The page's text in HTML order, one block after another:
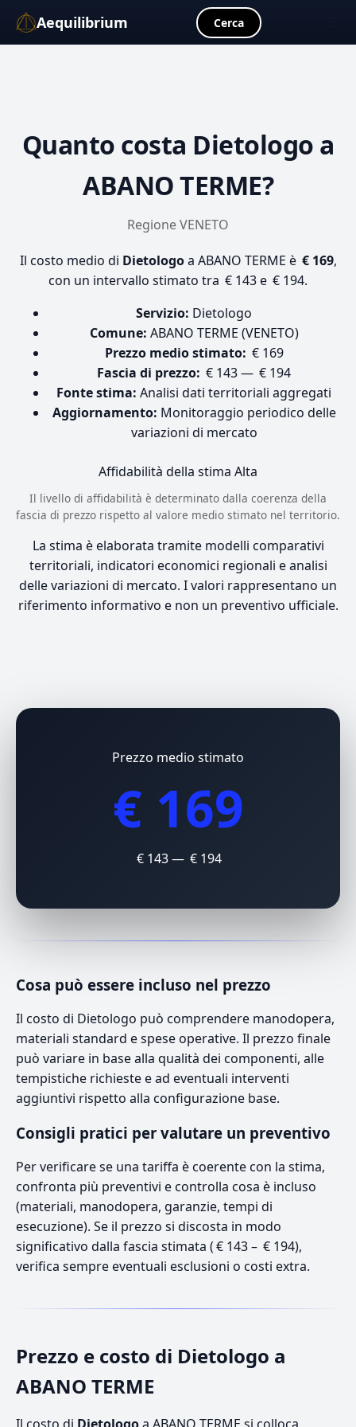
Aequilibrium Cerca
Quanto costa Dietologo a
ABANO TERME?
Regione VENETO
Il costo medio di Dietologoa ABANO TERME è € 169,
con un intervallo stimato tra € 143 e € 194.
Servizio: Dietologo
Comune: ABANO TERME (VENETO)
Prezzo medio stimato: € 169
Fascia di prezzo: € 143 — € 194
Fonte stima: Analisi dati territoriali aggregati
Aggiornamento: Monitoraggio periodico delle
variazioni di mercato
Affidabilità della stima Alta
Il livello di affidabilità è determinato dalla coerenza della
fascia di prezzo rispetto al valore medio stimato nel territorio.
La stima è elaborata tramite modelli comparativi
territoriali, indicatori economici regionali e analisi
delle variazioni di mercato. I valori rappresentano un
riferimento informativo e non un preventivo ufficiale.
Prezzo medio stimato
€ 169
€ 143 — € 194
Cosa può essere incluso nel prezzo
Il costo di Dietologo può comprendere manodopera,
materiali standard e spese operative. Il prezzo finale
può variare in base alla qualità dei componenti, alle
tempistiche richieste e ad eventuali interventi
aggiuntivi rispetto alla configurazione base.
Consigli pratici per valutare un preventivo
Per verificare se una tariffa è coerente con la stima,
confronta più preventivi e controlla cosa è incluso
(materiali, manodopera, garanzie, tempi di
esecuzione). Se il prezzo si discosta in modo
significativo dalla fascia stimata ( € 143 – € 194),
verifica sempre eventuali esclusioni o costi extra.
Prezzo e costo di Dietologo a
ABANO TERME
Il costo di Dietologoa ABANO TERME si colloca